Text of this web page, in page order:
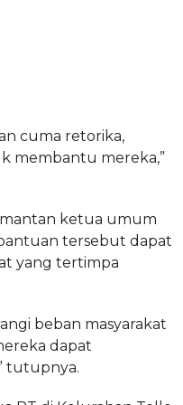
cuma retorika,
membantu mereka,”
ketua umum
tersebut dapat
yang tertimpa
beban masyarakat
dapat
tutupnya.